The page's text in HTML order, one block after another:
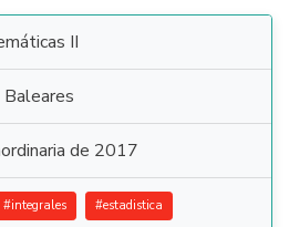
II
Baleares
de 2017
#integrales #estadistica